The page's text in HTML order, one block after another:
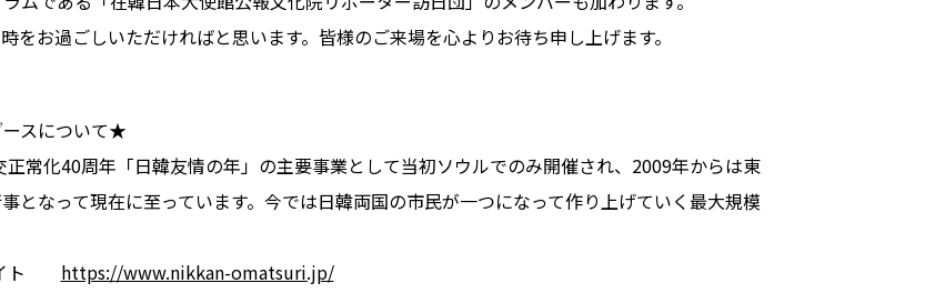
お過ごしいただければと思います。皆様のご来場を心よりお待ち申し上げます。
スについて★
常化40周年「日韓友情の年」の主要事業として当初ソウルでのみ開催され、2009年からは東
となって現在に至っています。今では日韓両国の市民が一つになって作り上げていく最大規模
イト https://www.nikkan-omatsuri.jp/